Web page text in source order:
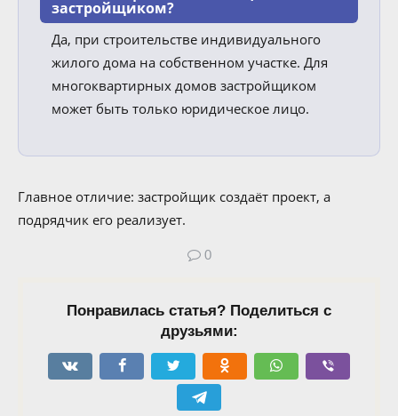
застройщиком?
Да, при строительстве индивидуального
жилого дома на собственном участке. Для
многоквартирных домов застройщиком
может быть только юридическое лицо.
Главное отличие: застройщик создаёт проект, а
подрядчик его реализует.
0
Понравилась статья? Поделиться с
друзьями: